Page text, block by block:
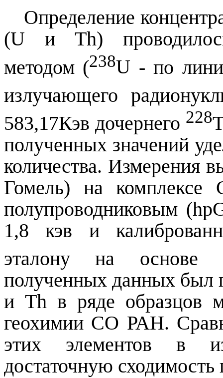
Определение
(U и Th)
методом (238U - по
излучающего
583,17Кэв дочернего 228
полученных значений
количества. Измерения
Гомель) на комплексе
полупроводниковым (
1,8 кэв и
эталону на основе
полученных данных был
и Th в ряде образцов
геохимии СО РАН.
этих элементов в
достаточную сходимость